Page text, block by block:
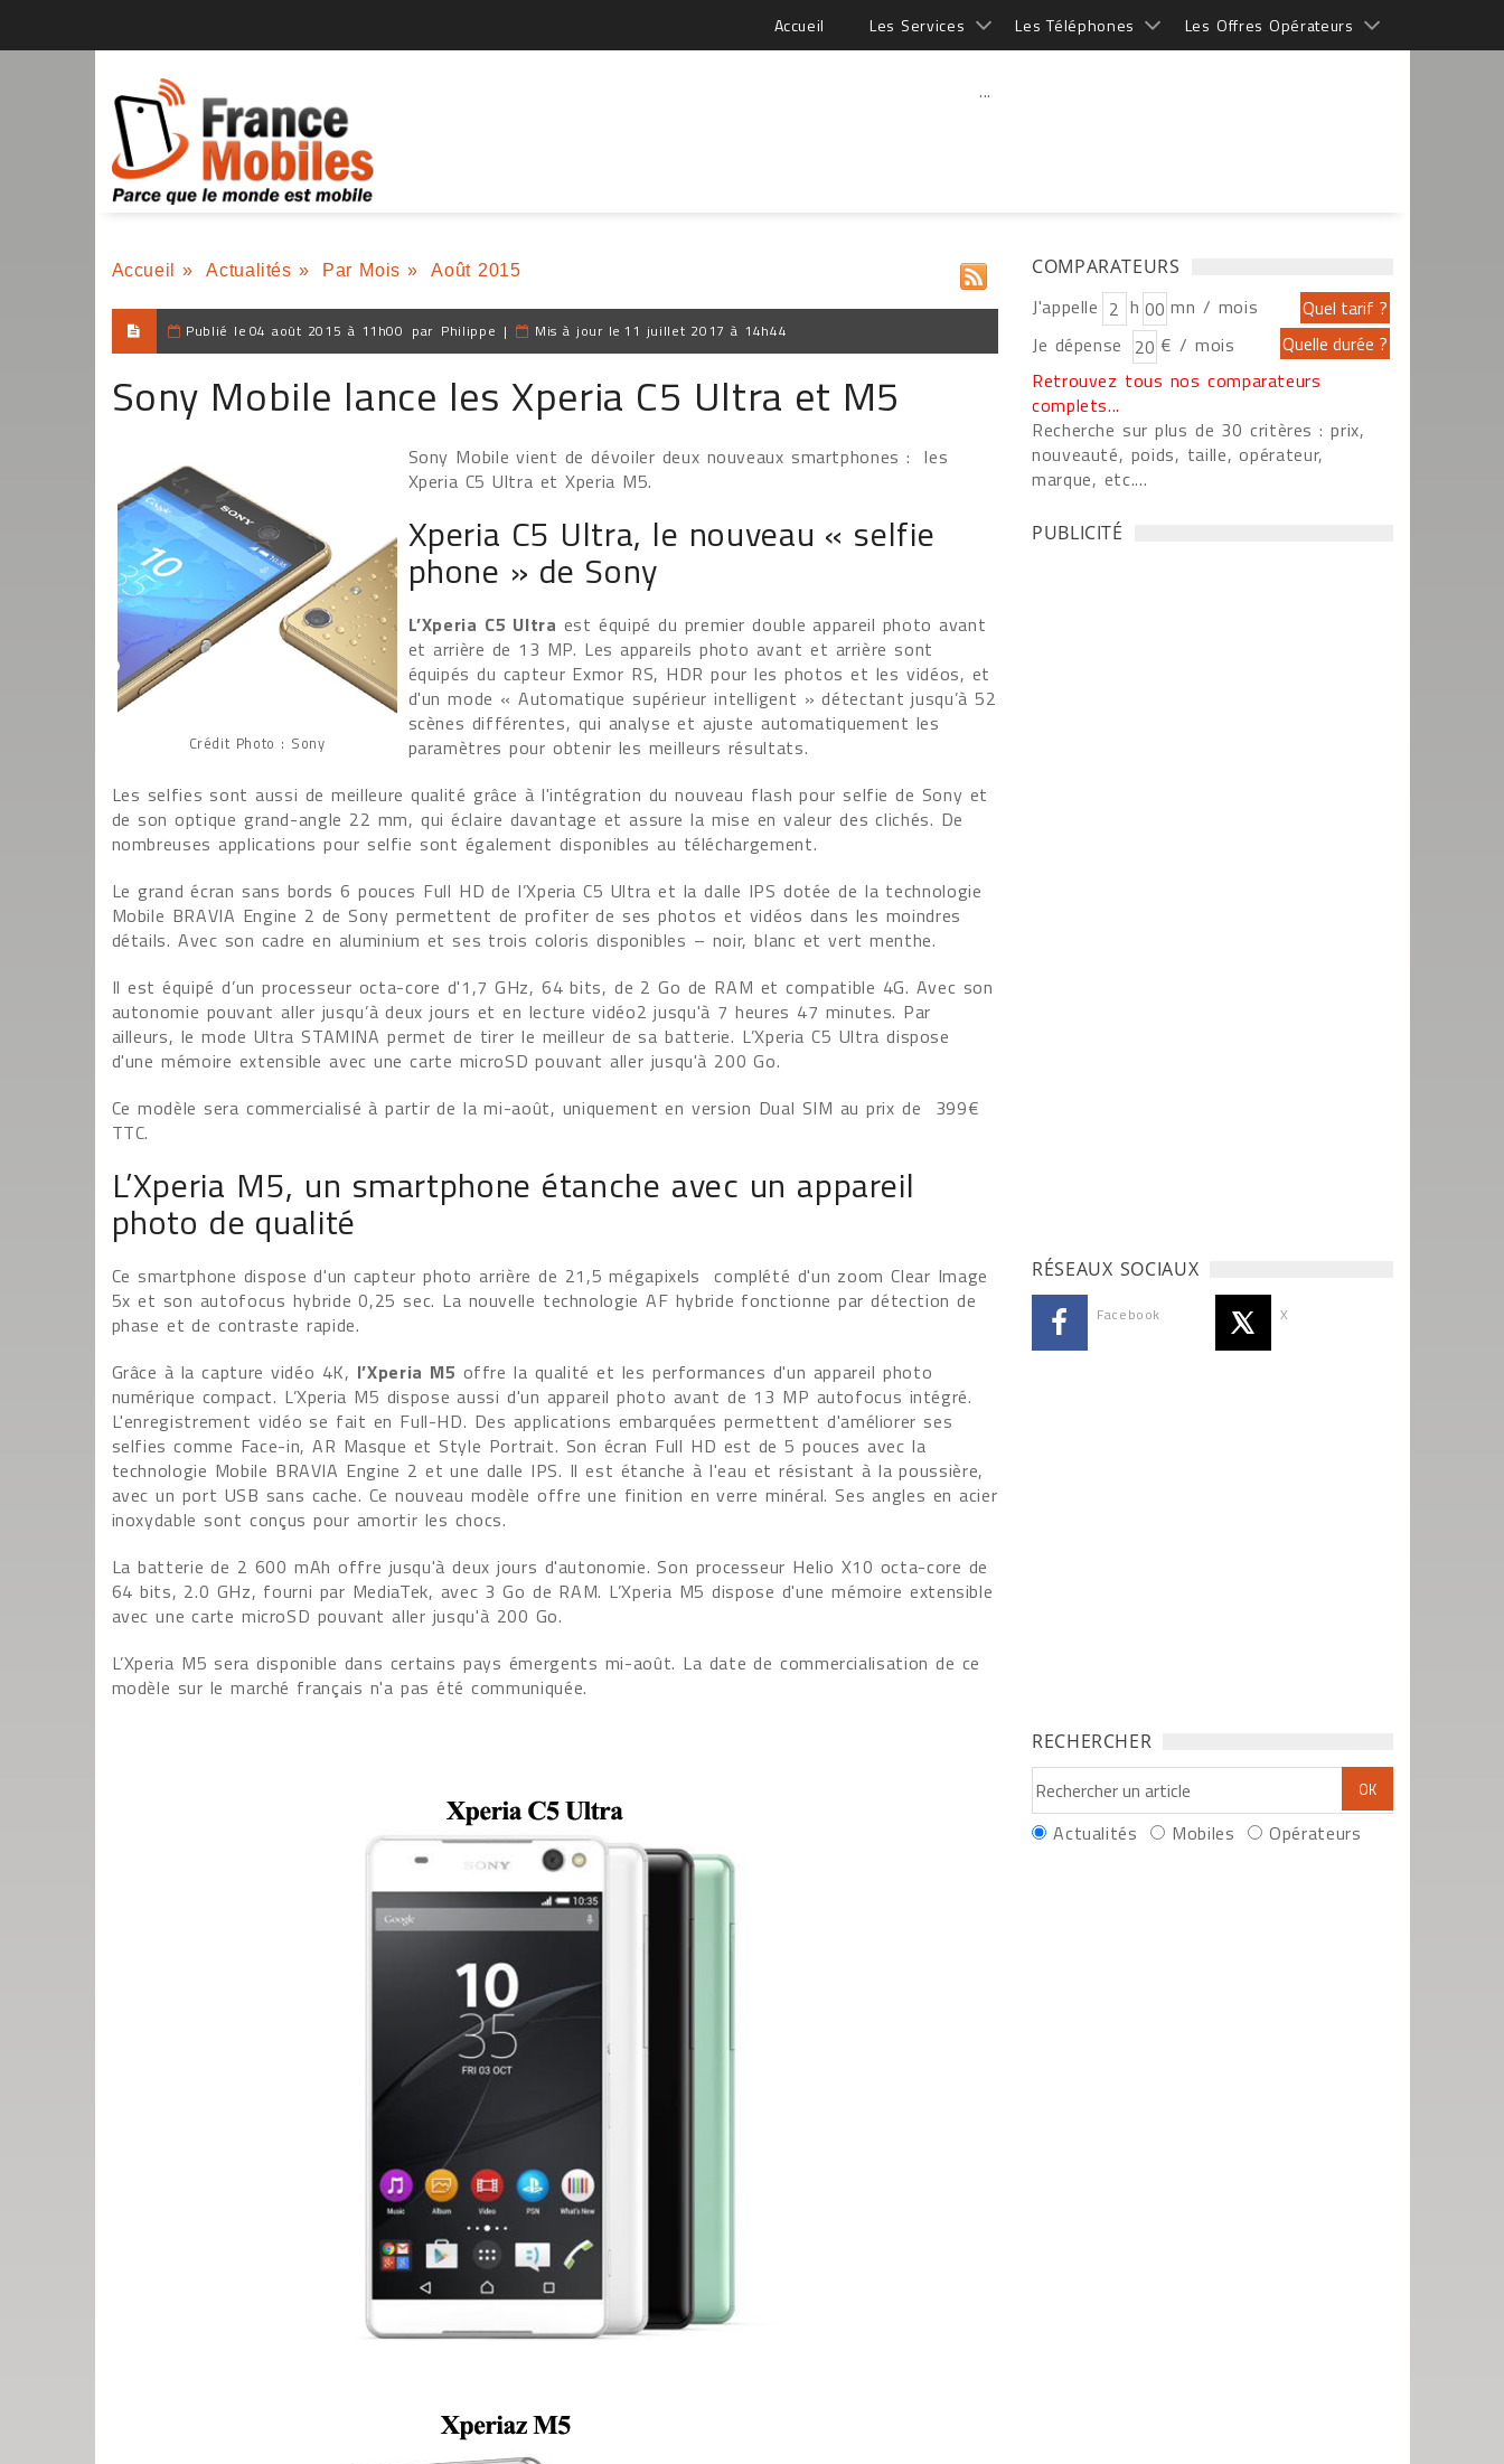
Accueil Les Services Les Téléphones Les Offres Opérateurs
...
Accueil » Actualités » Par Mois » Août 2015
Publié le 04 août 2015 à 11h00 par Philippe | Mis à jour le 11 juillet 2017 à 14h44
Sony Mobile lance les Xperia C5 Ultra et M5
Crédit Photo : Sony
Sony Mobile vient de dévoiler deux nouveaux smartphones : les
Xperia C5 Ultra et Xperia M5.
Xperia C5 Ultra, le nouveau « selfie
phone » de Sony
L’Xperia C5 Ultra est équipé du premier double appareil photo avant
et arrière de 13 MP. Les appareils photo avant et arrière sont
équipés du capteur Exmor RS, HDR pour les photos et les vidéos, et
d'un mode « Automatique supérieur intelligent » détectant jusqu’à 52
scènes différentes, qui analyse et ajuste automatiquement les
paramètres pour obtenir les meilleurs résultats.
Les selfies sont aussi de meilleure qualité grâce à l'intégration du nouveau flash pour selfie de Sony et
de son optique grand-angle 22 mm, qui éclaire davantage et assure la mise en valeur des clichés. De
nombreuses applications pour selfie sont également disponibles au téléchargement.
Le grand écran sans bords 6 pouces Full HD de l’Xperia C5 Ultra et la dalle IPS dotée de la technologie
Mobile BRAVIA Engine 2 de Sony permettent de profiter de ses photos et vidéos dans les moindres
détails. Avec son cadre en aluminium et ses trois coloris disponibles – noir, blanc et vert menthe.
Il est équipé d’un processeur octa-core d'1,7 GHz, 64 bits, de 2 Go de RAM et compatible 4G. Avec son
autonomie pouvant aller jusqu’à deux jours et en lecture vidéo2 jusqu'à 7 heures 47 minutes. Par
ailleurs, le mode Ultra STAMINA permet de tirer le meilleur de sa batterie. L’Xperia C5 Ultra dispose
d'une mémoire extensible avec une carte microSD pouvant aller jusqu'à 200 Go.
Ce modèle sera commercialisé à partir de la mi-août, uniquement en version Dual SIM au prix de 399€
TTC.
L’Xperia M5, un smartphone étanche avec un appareil
photo de qualité
Ce smartphone dispose d'un capteur photo arrière de 21,5 mégapixels complété d'un zoom Clear Image
5x et son autofocus hybride 0,25 sec. La nouvelle technologie AF hybride fonctionne par détection de
phase et de contraste rapide.
Grâce à la capture vidéo 4K, l’Xperia M5 offre la qualité et les performances d'un appareil photo
numérique compact. L’Xperia M5 dispose aussi d'un appareil photo avant de 13 MP autofocus intégré.
L'enregistrement vidéo se fait en Full-HD. Des applications embarquées permettent d'améliorer ses
selfies comme Face-in, AR Masque et Style Portrait. Son écran Full HD est de 5 pouces avec la
technologie Mobile BRAVIA Engine 2 et une dalle IPS. Il est étanche à l'eau et résistant à la poussière,
avec un port USB sans cache. Ce nouveau modèle offre une finition en verre minéral. Ses angles en acier
inoxydable sont conçus pour amortir les chocs.
La batterie de 2 600 mAh offre jusqu'à deux jours d'autonomie. Son processeur Helio X10 octa-core de
64 bits, 2.0 GHz, fourni par MediaTek, avec 3 Go de RAM. L’Xperia M5 dispose d'une mémoire extensible
avec une carte microSD pouvant aller jusqu'à 200 Go.
L’Xperia M5 sera disponible dans certains pays émergents mi-août. La date de commercialisation de ce
modèle sur le marché français n'a pas été communiquée.
COMPARATEURS
J'appelle h
mn / mois
Je dépense
€ / mois
Retrouvez tous nos comparateurs
complets...
Recherche sur plus de 30 critères : prix,
nouveauté, poids, taille, opérateur,
marque, etc....
PUBLICITÉ
RÉSEAUX SOCIAUX
Facebook X
RECHERCHER
Actualités Mobiles Opérateurs